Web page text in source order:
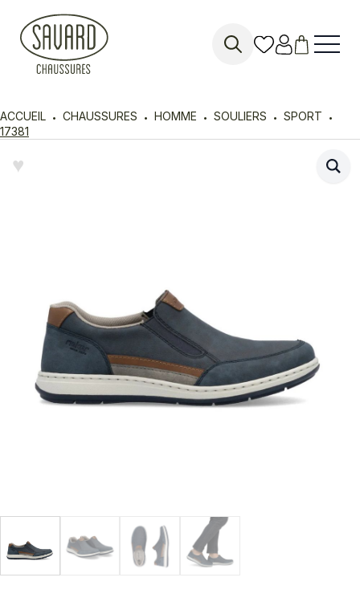
ACCUEIL CHAUSSURES HOMME SOULIERS
SPORT
17381
♥︎